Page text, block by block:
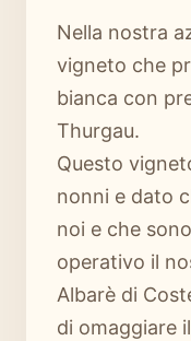
Nella nostra
vigneto che
bianca con
Thurgau.
Questo
nonni e dato
noi e che
operativo il
Albarè di
di omaggiare